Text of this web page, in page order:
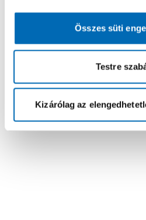
Összes süti
Testre
Kizárólag az